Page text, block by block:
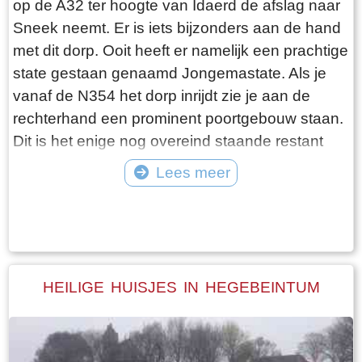
De gebroeders De Vries houden het dus nog vol
en vangen regelmatig bot bij Laaksum. Ik hoor
dat de ze inmiddels aardig op leeftijd zijn, in
ieder geval over de zestig. Ik hoop dat ze het
nog even kunnen volhouden tot aan hun
pensioenleeftijd. Want zodra zij ermee stoppen
vangt iedereen bot bij Laaksum.
op de A32 ter hoogte van Idaerd de afslag naar
Sneek neemt. Er is iets bijzonders aan de hand
met dit dorp. Ooit heeft er namelijk een prachtige
state gestaan genaamd Jongemastate. Als je
vanaf de N354 het dorp inrijdt zie je aan de
rechterhand een prominent poortgebouw staan.
Dit is het enige nog overeind staande restant
van Jongemastate. Het poortgebouw geeft
toegang tot het park Jongemastate. In het
aub”. Het is de moeite waard om het park eens
heeft. Grote brokken zandsteen liggen her en
der verspreid door het park alsof er een enorme
Lees meer
HEILIGE HUISJES IN HEGEBEINTUM